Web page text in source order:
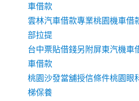
車借款
雲林汽車借款專業桃園機車借
部拉提
台中票貼借錢另附屏東汽機車
車借款
桃園沙發當舖授信條件桃園眼
梯保養